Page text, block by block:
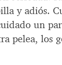
y adiós.
un
pelea, los